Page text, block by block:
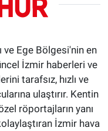
ve Ege Bölgesi'nin en
İzmir haberleri ve
tarafsız, hızlı ve
ulaştırır. Kentin
röportajların yanı
İzmir hava